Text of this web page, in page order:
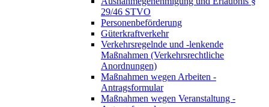
29/46 STVO
Personenbeförderung
Güterkraftverkehr
Verkehrsregelnde und -lenkende
Maßnahmen (Verkehrsrechtliche
Anordnungen)
Maßnahmen wegen Arbeiten -
Antragsformular
Maßnahmen wegen Veranstaltung -